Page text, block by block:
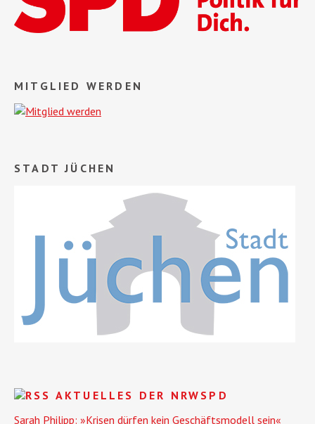
MITGLIED WERDEN
STADT JÜCHEN
AKTUELLES DER NRWSPD
Sarah Philipp: »Krisen dürfen kein Geschäftsmodell sein«